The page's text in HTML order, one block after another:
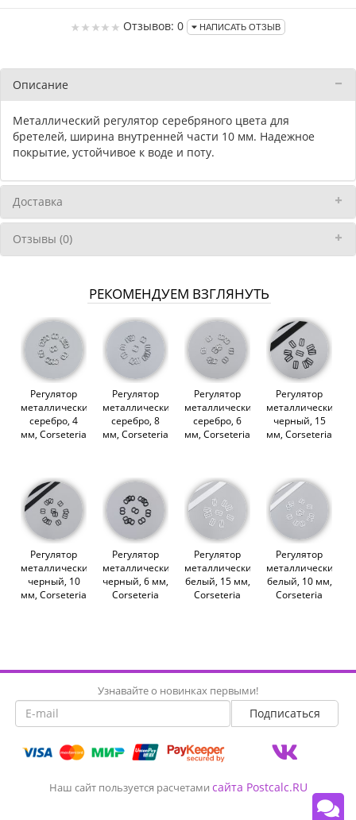
Отзывов: 0 НАПИСАТЬ ОТЗЫВ
Описание
Металлический регулятор серебряного цвета для
бретелей, ширина внутренней части 10 мм. Надежное
покрытие, устойчивое к воде и поту.
Доставка
Отзывы (0)
РЕКОМЕНДУЕМ ВЗГЛЯНУТЬ
Регулятор
металлический,
серебро, 4
мм, Corseteria
Регулятор
металлический,
серебро, 8
мм, Corseteria
Регулятор
металлический,
серебро, 6
мм, Corseteria
Регулятор
металлический,
черный, 15
мм, Corseteria
Регулятор
металлический,
черный, 10
мм, Corseteria
Регулятор
металлический,
черный, 6 мм,
Corseteria
Регулятор
металлический,
белый, 15 мм,
Corseteria
Регулятор
металлический,
белый, 10 мм,
Corseteria
Узнавайте о новинках первыми!
Наш сайт пользуется расчетами сайта Postcalc.RU